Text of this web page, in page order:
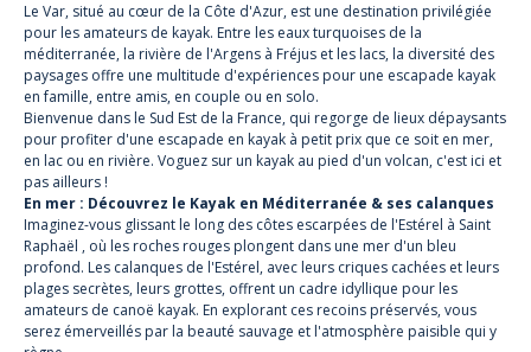
Le Var, situé au cœur de la Côte d'Azur, est une destination privilégiée
pour les amateurs de kayak. Entre les eaux turquoises de la
méditerranée, la rivière de l'Argens à Fréjus et les lacs, la diversité des
paysages offre une multitude d'expériences pour une escapade kayak
en famille, entre amis, en couple ou en solo.
Bienvenue dans le Sud Est de la France, qui regorge de lieux dépaysants
pour profiter d'une escapade en kayak à petit prix que ce soit en mer,
en lac ou en rivière. Voguez sur un kayak au pied d'un volcan, c'est ici et
pas ailleurs !
En mer : Découvrez le Kayak en Méditerranée & ses calanques
Imaginez-vous glissant le long des côtes escarpées de l'Estérel à Saint
Raphaël , où les roches rouges plongent dans une mer d'un bleu
profond. Les calanques de l'Estérel, avec leurs criques cachées et leurs
plages secrètes, leurs grottes, offrent un cadre idyllique pour les
amateurs de canoë kayak. En explorant ces recoins préservés, vous
serez émerveillés par la beauté sauvage et l'atmosphère paisible qui y